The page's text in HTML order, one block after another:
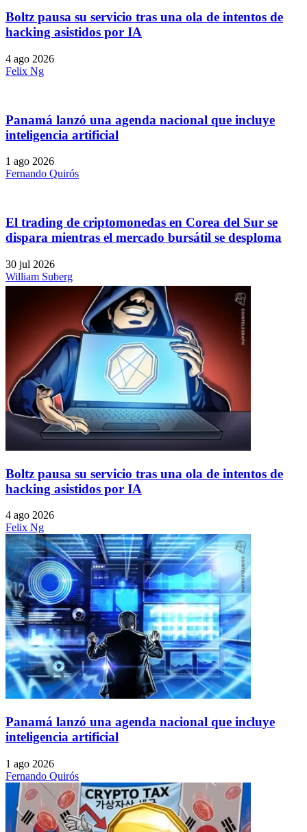
Boltz pausa su servicio tras una ola de intentos de
hacking asistidos por IA
4 ago 2026
Felix Ng
Panamá lanzó una agenda nacional que incluye
inteligencia artificial
1 ago 2026
Fernando Quirós
El trading de criptomonedas en Corea del Sur se
dispara mientras el mercado bursátil se desploma
30 jul 2026
William Suberg
Boltz pausa su servicio tras una ola de intentos de
hacking asistidos por IA
4 ago 2026
Felix Ng
Panamá lanzó una agenda nacional que incluye
inteligencia artificial
1 ago 2026
Fernando Quirós